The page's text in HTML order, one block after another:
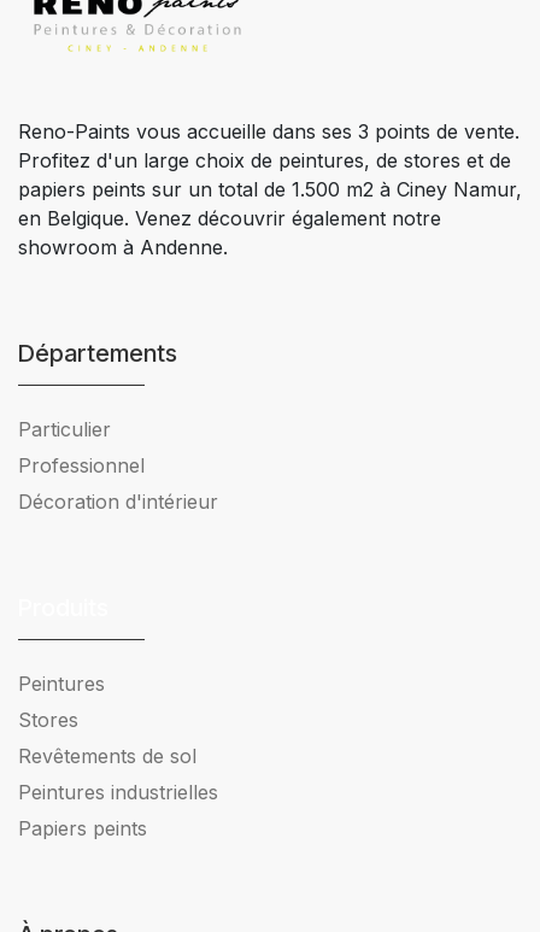
Reno-Paints vous accueille dans ses 3 points de vente.
Profitez d'un large choix de peintures, de stores et de
papiers peints sur un total de 1.500 m2 à Ciney Namur,
en Belgique. Venez découvrir également notre
showroom à Andenne.
Départements
Particulier
Professionnel
Décoration d'intérieur
Peintures
Stores
Revêtements de sol
Peintures industrielles
Papiers peints